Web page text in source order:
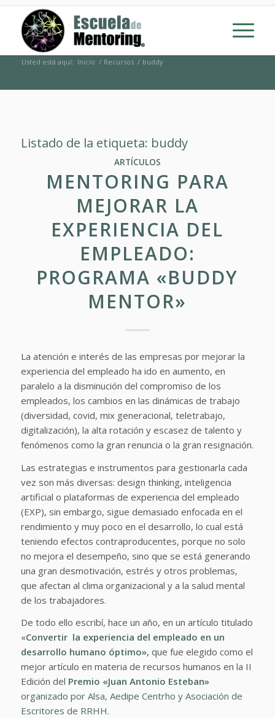
Usted está aquí: Inicio / Recursos / buddy
Listado de la etiqueta: buddy
ARTÍCULOS
MENTORING PARA
MEJORAR LA
EXPERIENCIA DEL
EMPLEADO:
PROGRAMA «BUDDY
MENTOR»
La atención e interés de las empresas por mejorar la
experiencia del empleado ha ido en aumento, en
paralelo a la disminución del compromiso de los
empleados, los cambios en las dinámicas de trabajo
(diversidad, covid, mix generacional, teletrabajo,
digitalización), la alta rotación y escasez de talento y
fenómenos como la gran renuncia o la gran resignación.
Las estrategias e instrumentos para gestionarla cada
vez son más diversas: design thinking, inteligencia
artificial o plataformas de experiencia del empleado
(EXP), sin embargo, sigue demasiado enfocada en el
rendimiento y muy poco en el desarrollo, lo cual está
teniendo efectos contraproducentes, porque no solo
no mejora el desempeño, sino que se está generando
una gran desmotivación, estrés y otros problemas,
que afectan al clima organizacional y a la salud mental
de los trabajadores.
De todo ello escribí, hace un año, en un artículo titulado
«Convertir la experiencia del empleado en un
desarrollo humano óptimo», que fue elegido como el
mejor artículo en materia de recursos humanos en la II
Edición del Premio «Juan Antonio Esteban»
organizado por Alsa, Aedipe Centrho y Asociación de
Escritores de RRHH.